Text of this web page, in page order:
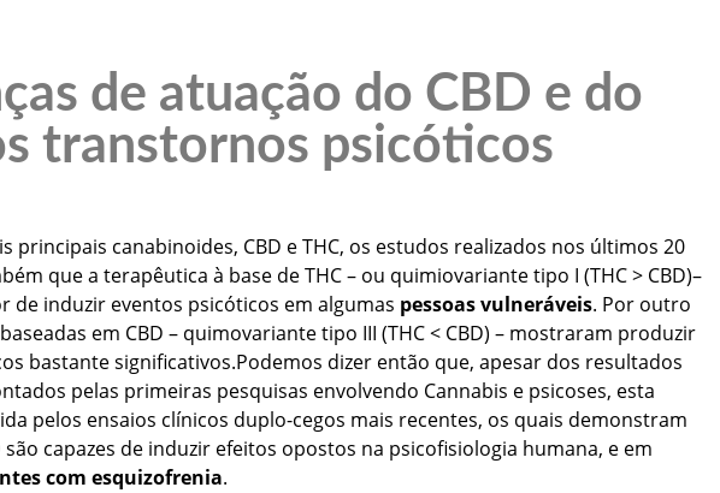
de atuação do CBD e do
transtornos psicóticos
principais canabinoides, CBD e THC, os estudos realizados nos últimos 20
que a terapêutica à base de THC – ou quimiovariante tipo I (THC > CBD)–
de induzir eventos psicóticos em algumas pessoas vulneráveis. Por outro
em CBD – quimovariante tipo III (THC < CBD) – mostraram produzir
bastante significativos.Podemos dizer então que, apesar dos resultados
pelas primeiras pesquisas envolvendo Cannabis e psicoses, esta
pelos ensaios clínicos duplo-cegos mais recentes, os quais demonstram
são capazes de induzir efeitos opostos na psicofisiologia humana, e em
com esquizofrenia.